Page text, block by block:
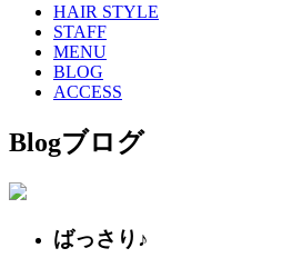
HAIR STYLE
STAFF
MENU
BLOG
ACCESS
Blogブログ
ばっさり♪